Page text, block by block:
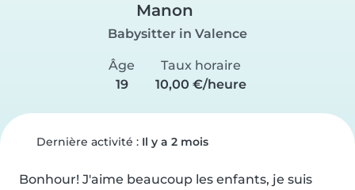
Manon
Babysitter in Valence
Âge
19
Taux horaire
10,00 €/heure
Dernière activité : Il y a 2 mois
Bonhour! J'aime beaucoup les enfants, je suis